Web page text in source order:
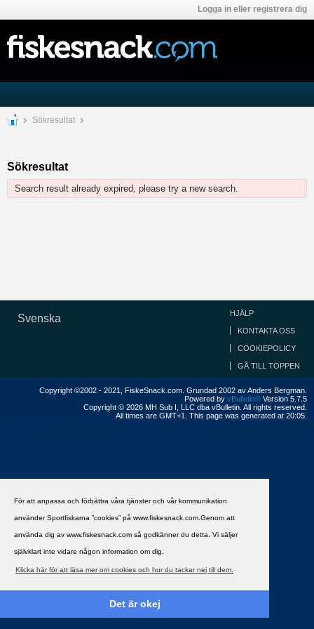
För att anpassa och förbättra våra tjänster och vår kommunikation
använder Sportfiskarna ”cookies” på www.fiskesnack.com.Genom att
använda dig av www.fiskesnack.com så godkänner du detta. Vi säljer
självklart inte vidare någon information om dig.
Klicka här för att läsa mer om cookies och hur du tackar nej till dem.
Det är okej
Logga in eller registrera dig
Sökresultat
Sökresultat
Search result already expired, please try a new search.
Svenska HJÄLP
KONTAKTA OSS
COOKIEPOLICY
GÅ TILL TOPPEN
Copyright ©2002 - 2021, FiskeSnack.com. Grundad 2002 av Anders Bergman.
Powered by vBulletin® Version 5.7.5
Copyright © 2026 MH Sub I, LLC dba vBulletin. All rights reserved.
All times are GMT+1. This page was generated at 20:05.